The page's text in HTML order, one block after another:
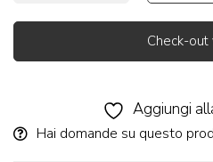
Check-
Aggiungi
Hai domande su questo